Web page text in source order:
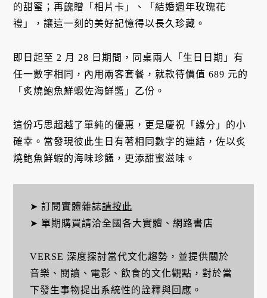
的甜蜜；再餽贈「相片卡」、「結婚週年玫瑰花
禮」，讓這一刻的美好記憶得以長久珍藏。
即日起至 2 月 28 日期間，同桌兩人「生日日期」有
任一數字相同，內用兩客套餐，就款待價值 689 元的
「炙燒鮑魚鮮蝦佐海鮮醬」乙份。
這份巧思超越了單純的優惠，更是慶祝「緣分」的小
確幸。當發現彼此生日有著相同數字的連結，佐以炙
燒鮑魚鮮蝦的海味珍饈，更添甜蜜滋味。
➤ 訂閱實體雜誌請按此
➤ 單期購買請洽全國各大實體、網路書店
VERSE 深度探討當代文化趨勢，並提供關於
音樂、閱讀、電影、飲食的文化觀點，對於當
下發生事物提出系統性的詮釋與回應。